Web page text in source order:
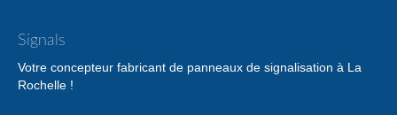
Signals
Votre concepteur fabricant de panneaux de signalisation à La
Rochelle !